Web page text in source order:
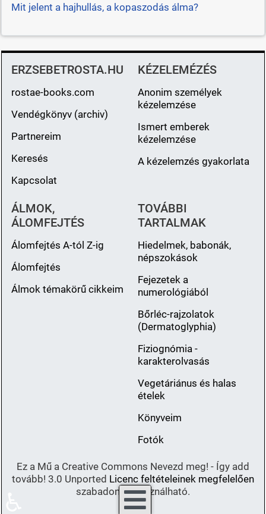
Mit jelent a hajhullás, a kopaszodás álma?
ERZSEBETROSTA.HU
rostae-books.com
Vendégkönyv (archiv)
Partnereim
Keresés
Kapcsolat
KÉZELEMÉZÉS
Anonim személyek
kézelemzése
Ismert emberek
kézelemzése
A kézelemzés gyakorlata
ÁLMOK,
ÁLOMFEJTÉS
Álomfejtés A-tól Z-ig
Álomfejtés
Álmok témakörű cikkeim
TOVÁBBI
TARTALMAK
Hiedelmek, babonák,
népszokások
Fejezetek a
numerológiából
Bőrléc-rajzolatok
(Dermatoglyphia)
Fiziognómia -
karakterolvasás
Vegetáriánus és halas
ételek
Könyveim
Fotók
Ez a Mű a Creative Commons Nevezd meg! - Így add
tovább! 3.0 Unported Licenc feltételeinek megfelelően
szabadon felhasználható.